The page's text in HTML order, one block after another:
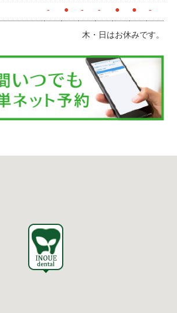
- ● - - ● ● -
木・日はお休みです。